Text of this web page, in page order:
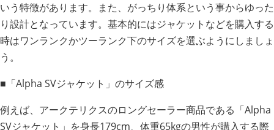
いう特徴があります。また、がっちり体系という事からゆった
り設計となっています。基本的にはジャケットなどを購入する
時はワンランクかツーランク下のサイズを選ぶようにしましょ
う。
■「Alpha SVジャケット」のサイズ感
例えば、アークテリクスのロングセーラー商品である「Alpha
SVジャケット」を身長179cm、体重65kgの男性が購入する際